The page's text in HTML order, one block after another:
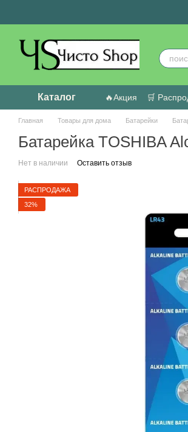
Каталог 🔥Акция 🛒
Главная Товары для дома Батарейки
Батарейка TOSHIBA
Нет в наличии Оставить отзыв
РАСПРОДАЖА
32%